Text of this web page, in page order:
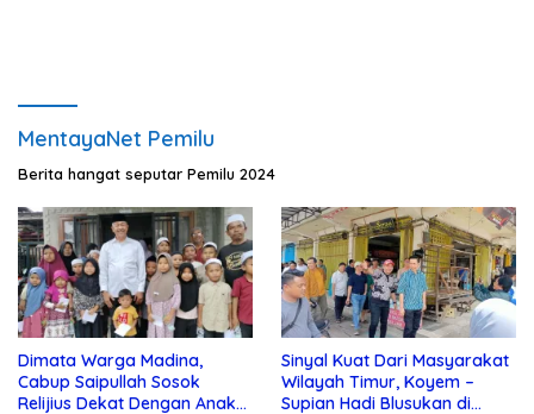
MentayaNet Pemilu
Berita hangat seputar Pemilu 2024
Dimata Warga Madina,
Cabup Saipullah Sosok
Relijius Dekat Dengan Anak
Sinyal Kuat Dari Masyarakat
Wilayah Timur, Koyem –
Supian Hadi Blusukan di